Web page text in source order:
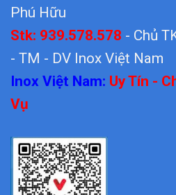
Phú Hữu
Stk: 939.578.578 - Chủ
- TM - DV Inox Việt Nam
Inox Việt Nam: Uy Tín -
Vụ